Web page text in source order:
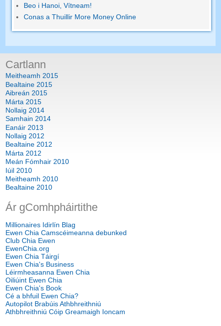
Beo i Hanoi, Vítneam!
Conas a Thuillir More Money Online
Cartlann
Meitheamh 2015
Bealtaine 2015
Aibreán 2015
Márta 2015
Nollaig 2014
Samhain 2014
Eanáir 2013
Nollaig 2012
Bealtaine 2012
Márta 2012
Meán Fómhair 2010
Iúil 2010
Meitheamh 2010
Bealtaine 2010
Ár gComhpháirtithe
Millionaires Idirlín Blag
Ewen Chia Camscéimeanna debunked
Club Chia Ewen
EwenChia.org
Ewen Chia Táirgí
Ewen Chia's Business
Léirmheasanna Ewen Chia
Oiliúint Ewen Chia
Ewen Chia's Book
Cé a bhfuil Ewen Chia?
Autopilot Brabúis Athbhreithniú
Athbhreithniú Cóip Greamaigh Ioncam